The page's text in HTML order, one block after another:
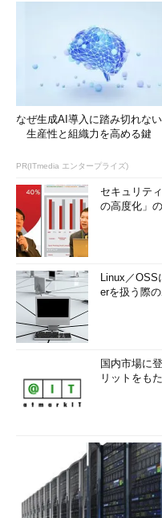
なぜ生成AI導入に踏み切れない
生産性と組織力を高める鍵
PR(ITmedia エンタープライズ)
セキュリテ
の高度化」
Linux／OSS
erを扱う際
国内市場に
リットをも